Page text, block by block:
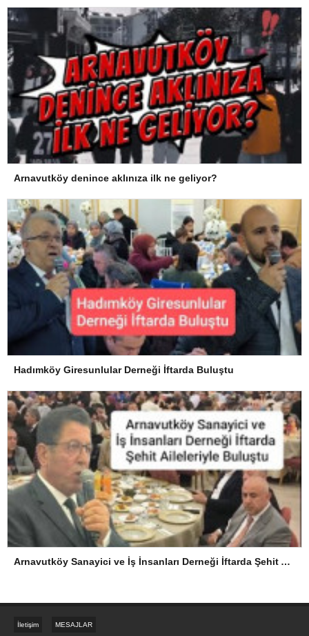
Arnavutköy denince aklınıza ilk ne geliyor?
Hadımköy Giresunlular Derneği İftarda Buluştu
Arnavutköy Sanayici ve İş İnsanları Derneği İftarda Şehit Aileleriyle Buluştu
İletişim MESAJLAR